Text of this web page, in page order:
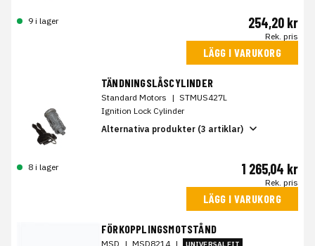
9 i lager 254,20 kr
Rek. pris
LÄGG I VARUKORG
TÄNDNINGSLÅSCYLINDER
Standard Motors | STMUS427L
Ignition Lock Cylinder
Alternativa produkter (3 artiklar)
8 i lager 1 265,04 kr
Rek. pris
LÄGG I VARUKORG
FÖRKOPPLINGSMOTSTÅND
MSD | MSD8214 |